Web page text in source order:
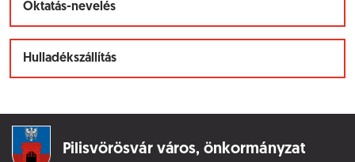
Oktatás-nevelés
Hulladékszállítás
Pilisvörösvár város, önkormányzat